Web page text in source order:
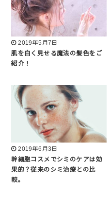
2019年5月7日
肌を白く見せる魔法の髪色をご
紹介！
2019年6月3日
幹細胞コスメでシミのケアは効
果的？従来のシミ治療との比
較。